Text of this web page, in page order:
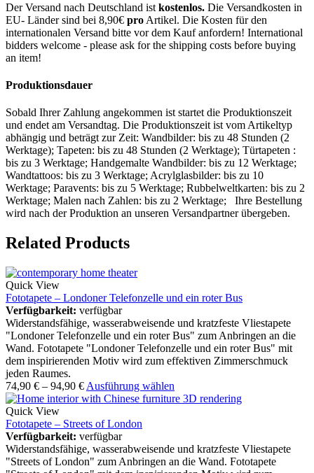
Der Versand nach Deutschland ist kostenlos. Die Versandkosten in
EU- Länder sind bei 8,90€ pro Artikel. Die Kosten für den
internationalen Versand bitte vor dem Kauf anfordern! International
bidders welcome - please ask for the shipping costs before buying
an item!
Produktionsdauer
Sobald Ihrer Zahlung angekommen ist startet die Produktionszeit
und endet am Versandtag. Die Produktionszeit ist vom Artikeltyp
abhängig und beträgt zur Zeit: Wandbilder: bis zu 48 Stunden (2
Werktage); Tapeten: bis zu 48 Stunden (2 Werktage); Türtapeten :
bis zu 3 Werktage; Handgemalte Wandbilder: bis zu 12 Werktage;
Wandtattoos: bis zu 3 Werktage; Acrylglasbilder: bis zu 10
Werktage; Paravents: bis zu 5 Werktage; Rubbelweltkarten: bis zu 2
Werktage; Malen nach Zahlen: bis zu 2 Werktage; Ihre Bestellung
wird nach der Produktion an unseren Versandpartner übergeben.
Related Products
Quick View
Fototapete – Londoner Telefonzelle und ein roter Bus
Verfügbarkeit: verfügbar
Widerstandsfähige, wasserabweisende und kratzfeste Vliestapete
"Londoner Telefonzelle und ein roter Bus" zum Anbringen an die
Wand. Fototapete "Londoner Telefonzelle und ein roter Bus" mit
dem inspirierenden Motiv wird zum effektiven Zimmerschmuck
jeden Raumes.
74,90 € – 94,90 € Ausführung wählen
Quick View
Fototapete – Streets of London
Verfügbarkeit: verfügbar
Widerstandsfähige, wasserabweisende und kratzfeste Vliestapete
"Streets of London" zum Anbringen an die Wand. Fototapete